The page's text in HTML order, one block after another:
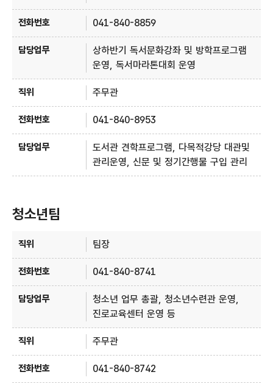
041-840-8859
상하반기 독서문화강좌 및 방학프로그램
운영, 독서마라톤대회 운영
주무관
041-840-8953
도서관 견학프로그램, 다목적강당 대관및
관리운영, 신문 및 정기간행물 구입 관리
청소년팀
팀장
041-840-8741
청소년 업무 총괄, 청소년수련관 운영,
진로교육센터 운영 등
주무관
041-840-8742